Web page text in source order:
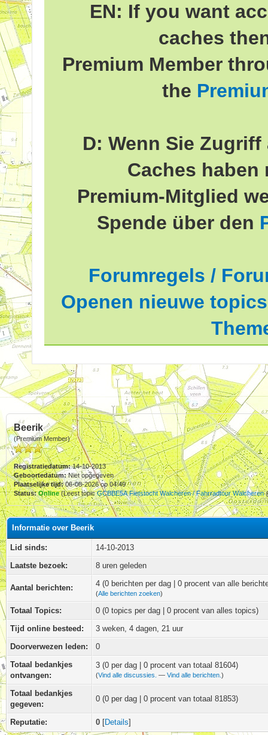
EN: If you want
caches
Premium Member
the
D: Wenn Sie
Caches haben
Premium-Mitglied
Spende über den
Forumregels /
Openen nieuwe
Beerik
(Premium Member)
Registratiedatum:14-10-2013
Geboortedatum:Niet opgegeven
Plaatselijke tijd:06-08-2026 op 04:49
Status: Online(Leest topicGCBBE5A Fietstocht Walcheren / Fahrradtour Walcheren
Informatie over Beerik
Lid sinds:
14-10-2013
Laatste bezoek:
8 uren geleden
Aantal berichten: 4 (0 berichten per dag | 0 procent van alle
(Alle berichten zoeken)
Totaal Topics:
0 (0 topics per dag | 0 procent van alles topics)
Tijd online besteed:
3 weken, 4 dagen, 21 uur
Doorverwezen leden:
0
Totaal bedankjes
ontvangen:
3 (0 per dag | 0 procent van totaal 81604)
(Vind alle discussies. — Vind alle berichten. )
Totaal bedankjes
gegeven:
0 (0 per dag | 0 procent van totaal 81853)
Reputatie: 0 [Details]